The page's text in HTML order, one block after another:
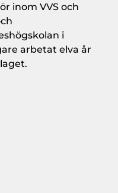
inom VVS och
i
arbetat elva år